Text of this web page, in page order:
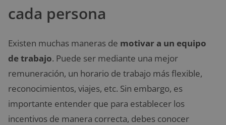
cada persona
Existen muchas maneras de motivar a un equipo
de trabajo. Puede ser mediante una mejor
remuneración, un horario de trabajo más flexible,
reconocimientos, viajes, etc. Sin embargo, es
importante entender que para establecer los
incentivos de manera correcta, debes conocer